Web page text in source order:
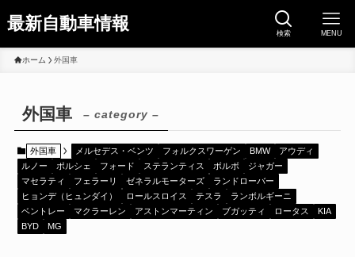
最新自動車情報 検索 MENU
ホーム 外国車
外国車 – category –
外国車 メルセデス・ベンツ フォルクスワーゲン BMW
アウディ
ルノー
ポルシェ フォード ステランティス ボルボ
ジャガー
マセラティ
フェラーリ ゼネラルモーターズ
ランドローバー
ヒョンデ（ヒュンダイ）
ロールスロイス テスラ
ランボルギーニ
ベントレー
マクラーレン アストンマーティン ブガッティ ロータス
KIA
BYD
MG